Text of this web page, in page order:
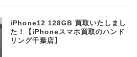
iPhone12 128GB 買取いたしまし
た！【iPhoneスマホ買取のハンド
リング千葉店】